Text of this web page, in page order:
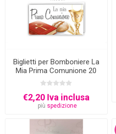
Biglietti per Bomboniere La
Mia Prima Comunione 20
pezzi
€2,20 Iva inclusa
più spedizione